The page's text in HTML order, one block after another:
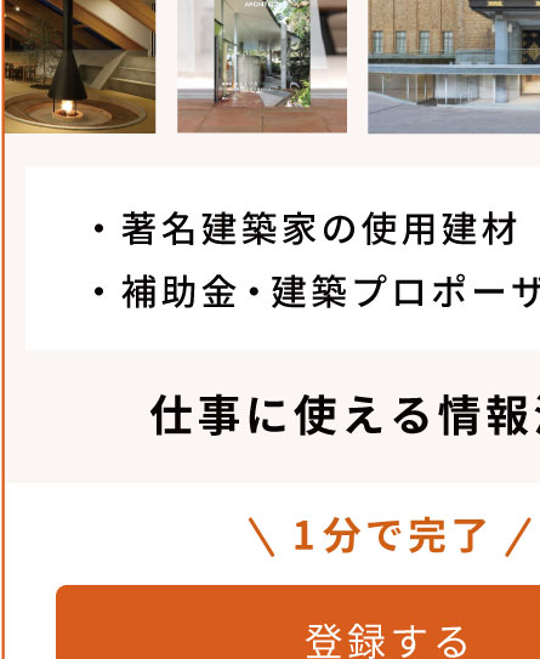
⼯完了した箇所の一部に個人的に納得がいかず写真から原
元さんがヴェネチアにある作品と同じものを原寸で日本の
一緒に考えてくれました。原因も判明してきれいに仕上が
谷ビエンナーレだね」とみんなで盛り上がったのは良い思
いて、福元さんが最初から奔走してくれたことは、今思い